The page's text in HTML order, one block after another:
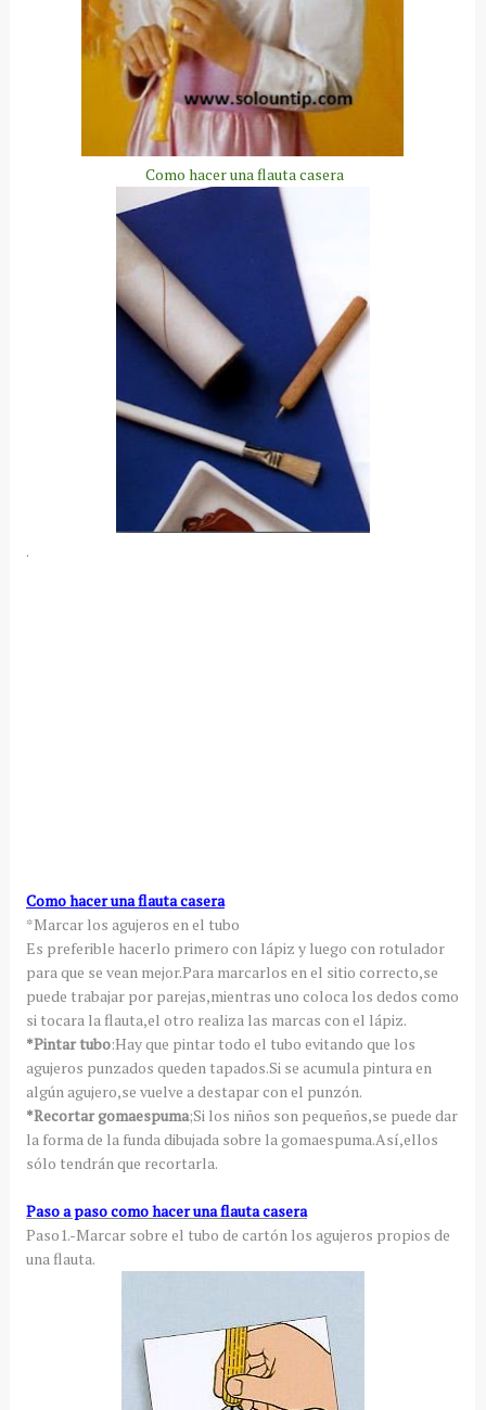
Como hacer una flauta casera
.
Como hacer una flauta casera
*Marcar los agujeros en el tubo
Es preferible hacerlo primero con lápiz y luego con rotulador
para que se vean mejor.Para marcarlos en el sitio correcto,se
puede trabajar por parejas,mientras uno coloca los dedos como
si tocara la flauta,el otro realiza las marcas con el lápiz.
*Pintar tubo:Hay que pintar todo el tubo evitando que los
agujeros punzados queden tapados.Si se acumula pintura en
algún agujero,se vuelve a destapar con el punzón.
*Recortar gomaespuma;Si los niños son pequeños,se puede dar
la forma de la funda dibujada sobre la gomaespuma.Así,ellos
sólo tendrán que recortarla.
Paso a paso como hacer una flauta casera
Paso1.-Marcar sobre el tubo de cartón los agujeros propios de
una flauta.